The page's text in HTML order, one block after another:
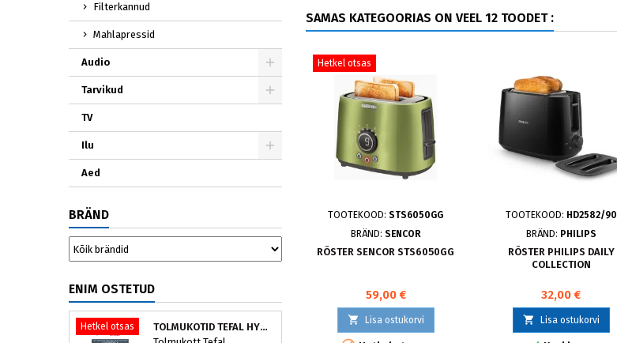
Filterkannud
Mahlapressid
Audio
Tarvikud
TV
Ilu
Aed
BRÄND
ENIM OSTETUD
Hetkel otsas
TOLMUKOTID TEFAL HYGIENE+ ZR200540 (4 TK)
SAMAS KATEGOORIAS ON VEEL 12 TOODET :
Hetkel otsas
TOOTEKOOD: STS6050GG
BRÄND: SENCOR
RÖSTER SENCOR STS6050GG
59,00 €
 Lisa ostukorvi
TOOTEKOOD: HD2582/90
BRÄND: PHILIPS
RÖSTER PHILIPS DAILY
COLLECTION
32,00 €
 Lisa ostukorvi